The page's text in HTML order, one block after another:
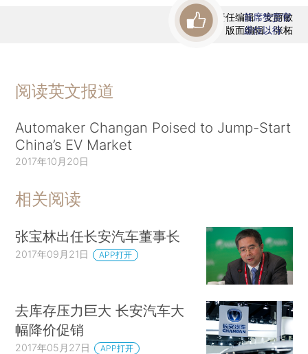
责任编辑：安丽敏
版面编辑：张柘
首席赞赏官
虚位以待
阅读英文报道
Automaker Changan Poised to Jump-Start
China’s EV Market
2017年10月20日
相关阅读
张宝林出任长安汽车董事长
2017年09月21日 APP打开
去库存压力巨大 长安汽车大
幅降价促销
2017年05月27日 APP打开